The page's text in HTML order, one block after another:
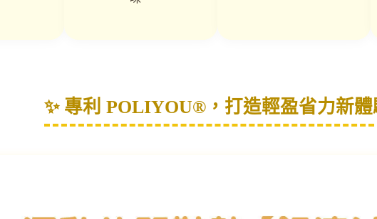
✨ 專利 POLIYOU®，打造輕盈省力新體